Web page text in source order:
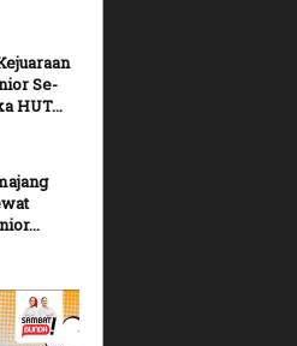
Se-
HUT...